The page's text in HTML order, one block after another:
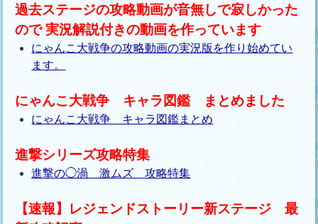
過去ステージの攻略動画が音無しで寂しかった
ので 実況解説付きの動画を作っています
にゃんこ大戦争の攻略動画の実況版を作り始めてい
ます。
にゃんこ大戦争 キャラ図鑑 まとめました
にゃんこ大戦争 キャラ図鑑まとめ
進撃シリーズ攻略特集
進撃の◯渦 激ムズ 攻略特集
【速報】レジェンドストーリー新ステージ 最